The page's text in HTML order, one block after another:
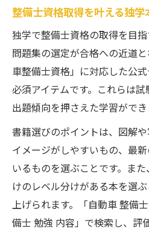
整備士資格取得を叶える独学
独学で整備士資格の取得を目
問題集の選定が合格への近道
車整備士資格」に対応した公
必須アイテムです。これらは試
出題傾向を押さえた学習ができ
書籍選びのポイントは、図解
イメージがしやすいもの、最
いるものを選ぶことです。ま
けのレベル分けがある本を選
上げられます。「自動車 整備
備士 勉強 内容」で検索し、評